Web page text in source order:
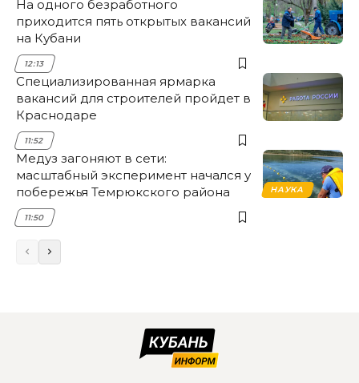
На одного безработного
приходится пять открытых вакансий
на Кубани
12:13
Специализированная ярмарка
вакансий для строителей пройдет в
Краснодаре
11:52
НАУКА
Медуз загоняют в сети:
масштабный эксперимент начался у
побережья Темрюкского района
11:50